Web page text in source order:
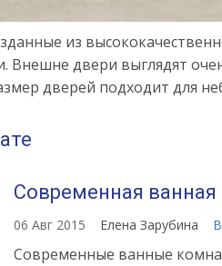
из
двери выглядят
дверей подходит для
Современная ванная
06 Авг 2015 Елена Зарубина
Современные ванные